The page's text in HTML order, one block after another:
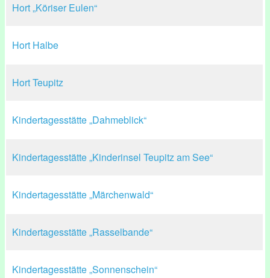
Hort „Köriser Eulen“
Hort Halbe
Hort Teupitz
Kindertagesstätte „Dahmeblick“
Kindertagesstätte „Kinderinsel Teupitz am See“
Kindertagesstätte „Märchenwald“
Kindertagesstätte „Rasselbande“
Kindertagesstätte „Sonnenschein“